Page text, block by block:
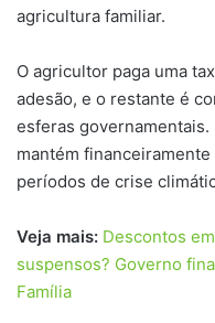
agricultura familiar.
O agricultor paga uma
adesão, e o restante é
esferas governamentais.
mantém
períodos de crise
Veja mais: Descontos
suspensos? Governo
Família